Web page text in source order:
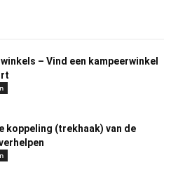
– Vind een kampeerwinkel
koppeling (trekhaak) van de